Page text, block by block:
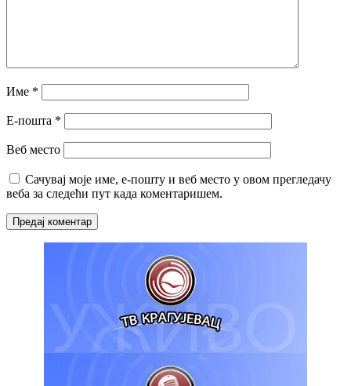
Име *
Е-пошта *
Веб место
Сачувај моје име, е-пошту и веб место у овом прегледачу
веба за следећи пут када коментаришем.